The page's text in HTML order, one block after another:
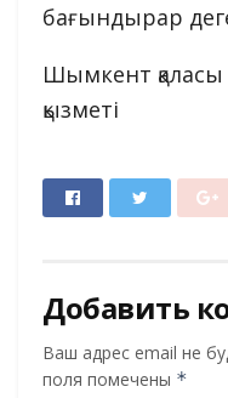
бағындырар
Шымкент қаласы
қызметі
Добавить
Ваш адрес email не
поля помечены *